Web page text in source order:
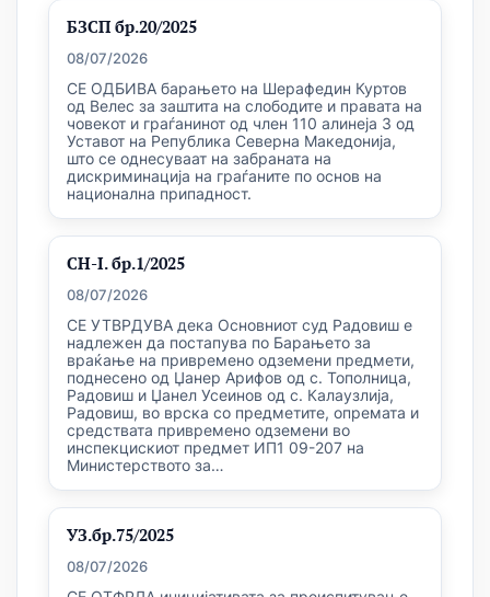
БЗСП бр.20/2025
08/07/2026
СЕ ОДБИВА барањето на Шерафедин Куртов
од Велес за заштита на слободите и правата на
човекот и граѓанинот од член 110 алинеја 3 од
Уставот на Република Северна Македонија,
што се однесуваат на забраната на
дискриминација на граѓаните по основ на
национална припадност.
СН-I. бр.1/2025
08/07/2026
СЕ УТВРДУВА дека Основниот суд Радовиш е
надлежен да постапува по Барањето за
враќање на привремено одземени предмети,
поднесено од Џанер Арифов од с. Тополница,
Радовиш и Џанел Усеинов од с. Калаузлија,
Радовиш, во врска со предметите, опремата и
средствата привремено одземени во
инспекцискиот предмет ИП1 09-207 на
Министерството за…
УЗ.бр.75/2025
08/07/2026